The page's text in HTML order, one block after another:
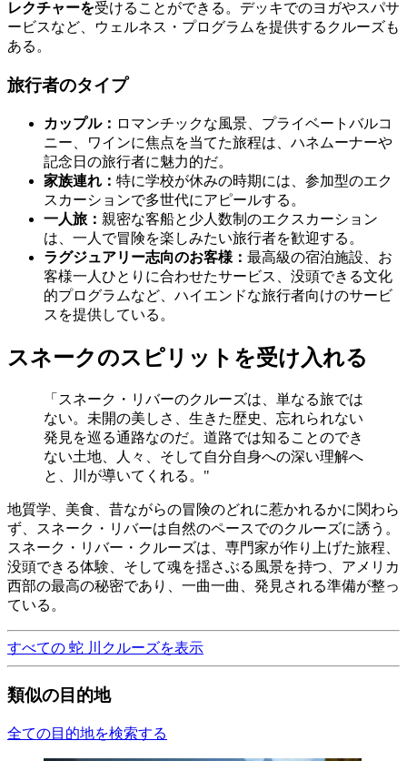
レクチャーを受けることができる。デッキでのヨガやスパサ
ービスなど、ウェルネス・プログラムを提供するクルーズも
ある。
旅行者のタイプ
カップル： ロマンチックな風景、プライベートバルコ
ニー、ワインに焦点を当てた旅程は、ハネムーナーや
記念日の旅行者に魅力的だ。
家族連れ： 特に学校が休みの時期には、参加型のエク
スカーションで多世代にアピールする。
一人旅： 親密な客船と少人数制のエクスカーション
は、一人で冒険を楽しみたい旅行者を歓迎する。
ラグジュアリー志向のお客様： 最高級の宿泊施設、お
客様一人ひとりに合わせたサービス、没頭できる文化
的プログラムなど、ハイエンドな旅行者向けのサービ
スを提供している。
スネークのスピリットを受け入れる
「スネーク・リバーのクルーズは、単なる旅では
ない。未開の美しさ、生きた歴史、忘れられない
発見を巡る通路なのだ。道路では知ることのでき
ない土地、人々、そして自分自身への深い理解へ
と、川が導いてくれる。"
地質学、美食、昔ながらの冒険のどれに惹かれるかに関わら
ず、スネーク・リバーは自然のペースでのクルーズに誘う。
スネーク・リバー・クルーズは、専門家が作り上げた旅程、
没頭できる体験、そして魂を揺さぶる風景を持つ、アメリカ
西部の最高の秘密であり、一曲一曲、発見される準備が整っ
ている。
すべての 蛇 川クルーズを表示
類似の目的地
全ての目的地を検索する